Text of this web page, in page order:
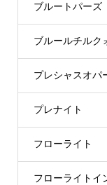
ブルートパーズ
ブルールチルク
プレシャスオパ
プレナイト
フローライト
フローライトイ